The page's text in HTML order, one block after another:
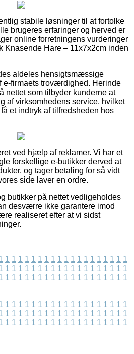
stabile løsninger til at fortolke
brugeres erfaringer og herved er
online forretningens vurderinger
Knasende Hare – 11x7x2cm inden
aldeles hensigtsmæssige
e-firmaets troværdighed. Herinde
nettet som tilbyder kunderne at
af virksomhedens service, hvilket
et indtryk af tilfredsheden hos
ved hjælp af reklamer. Vi har et
forskellige e-butikker derved at
og tager betaling for så vidt
side laver en ordre.
butikker på nettet vedligeholdes
desværre ikke garantere imod
realiseret efter at vi sidst
1 1 1 1 1 1 1 1 1 1 1 1 1 1 1 1 1 1 1
1 1 1 1 1 1 1 1 1 1 1 1 1 1 1 1 1 1 1
1 1 1 1 1 1 1 1 1 1 1 1 1 1 1 1 1 1 1
1 1 1 1 1 1 1 1 1 1 1 1 1 1 1 1 1 1 1
1 1 1 1 1 1 1 1 1 1 1 1 1 1 1 1 1 1 1
1 1 1 1 1 1 1 1 1 1 1 1 1 1 1 1 1 1 1